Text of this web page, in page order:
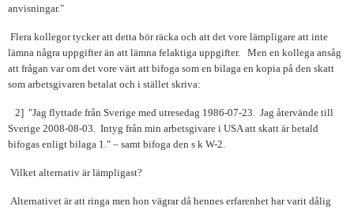
anvisningar."
Flera kollegor tycker att detta bör räcka och att det vore lämpligare att inte
lämna några uppgifter än att lämna felaktiga uppgifter. Men en kollega ansåg
att frågan var om det vore värt att bifoga som en bilaga en kopia på den skatt
som arbetsgivaren betalat och i stället skriva:
2] "Jag flyttade från Sverige med utresedag 1986-07-23. Jag återvände till
Sverige 2008-08-03. Intyg från min arbetsgivare i USA att skatt är betald
bifogas enligt bilaga 1." – samt bifoga den s k W-2.
Vilket alternativ är lämpligast?
Alternativet är att ringa men hon vägrar då hennes erfarenhet har varit dålig